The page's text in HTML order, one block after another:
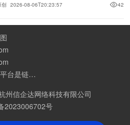
创 2026-08-06T20:23:57 42
平台介绍：企谈商务资源对接平台是链接资源人脉与客户的平台,也是地推app接任务平台、地推拉新团队接单平台。平台汇聚100W+商务资源，地推拉新、APP推广、BD异业合作等业务可免费发布。同时全国的地推团队和个人都可在地推接单平台找到赚钱项目和分享交流地推问题。
州信企达网络科技有限公司
2023006702号